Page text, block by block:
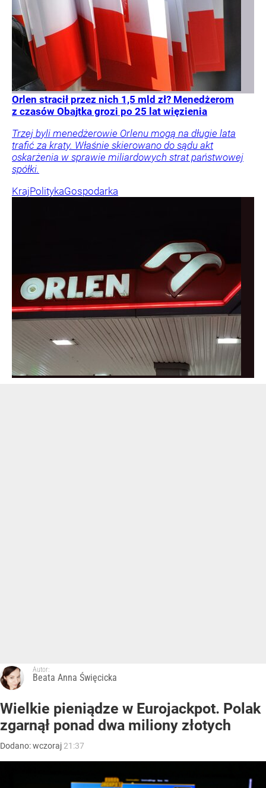
Orlen stracił przez nich 1,5 mld zł? Menedżerom
z czasów Obajtka grozi po 25 lat więzienia
Trzej byli menedżerowie Orlenu mogą na długie lata
trafić za kraty. Właśnie skierowano do sądu akt
oskarżenia w sprawie miliardowych strat państwowej
spółki.
KrajPolitykaGospodarka
Autor:
Beata Anna Święcicka
Wielkie pieniądze w Eurojackpot. Polak
zgarnął ponad dwa miliony złotych
Dodano:wczoraj 21:37